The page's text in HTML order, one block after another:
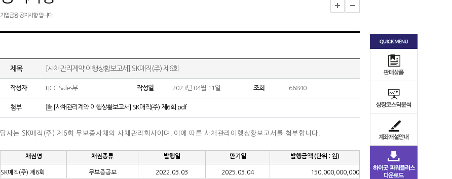
기업금융 공지사항 입니다.
제목 [사채관리계약 이행상황보고서] SK매직(주) 제6회
작성자 FICC Sales부 작성일 2023년 04월 11일 조회 66840
첨부 [사채관리계약 이행상황보고서] SK매직(주) 제6회.pdf
당사는 SK매직(주) 제6회 무보증사채의 사채관리회사이며 이에 따른 사채관리이행상황보고서를 첨부합니다
채권명 채권종류 발행일 만기일 발행금액(단위 : 원 )
SK매직(주) 제6회 무보증공모 2022.03.03 2025.03.04 150,000,000,000